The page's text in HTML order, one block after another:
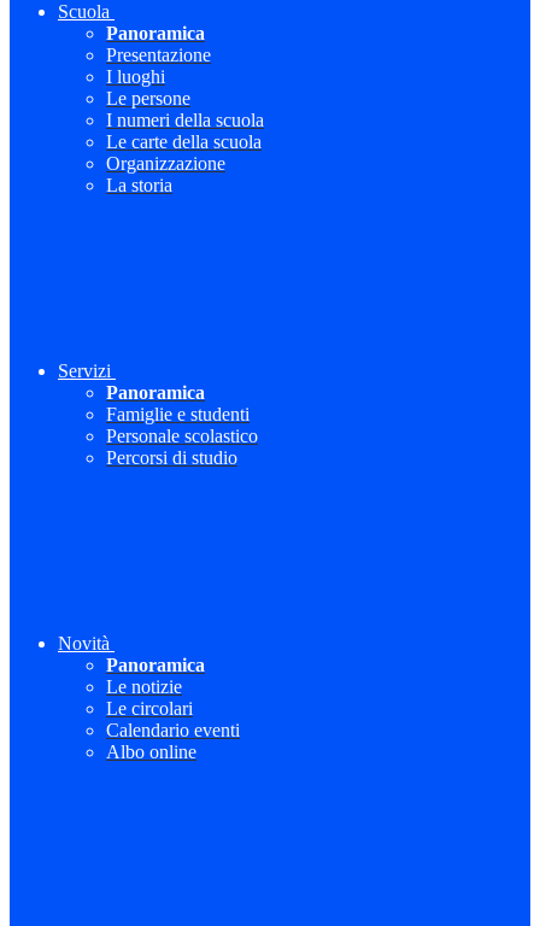
Scuola
Panoramica
Presentazione
I luoghi
Le persone
I numeri della scuola
Le carte della scuola
Organizzazione
La storia
Servizi
Panoramica
Famiglie e studenti
Personale scolastico
Percorsi di studio
Novità
Panoramica
Le notizie
Le circolari
Calendario eventi
Albo online